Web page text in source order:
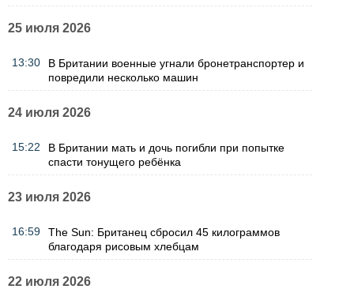
25 июля 2026
13:30
В Британии военные угнали бронетранспортер и
повредили несколько машин
24 июля 2026
15:22
В Британии мать и дочь погибли при попытке
спасти тонущего ребёнка
23 июля 2026
16:59
The Sun: Британец сбросил 45 килограммов
благодаря рисовым хлебцам
22 июля 2026